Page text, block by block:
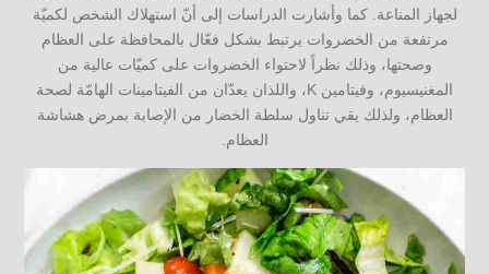
لجهاز المناعة. كما وأشارت الدراسات إلى أنّ استهلاك الشخص لكميّة
مرتفعة من الخضروات يرتبط بشكل فعّال بالمحافظة على العظام
وصحتها، وذلك نظراً لاحتواء الخضروات على كميّات عالية من
المغنيسيوم، وفيتامين K، واللذان يعدّان من الفيتامينات الهامّة لصحة
العظام، ولذلك يقي تناول سلطة الخضار من الإصابة بمرض هشاشة
العظام.